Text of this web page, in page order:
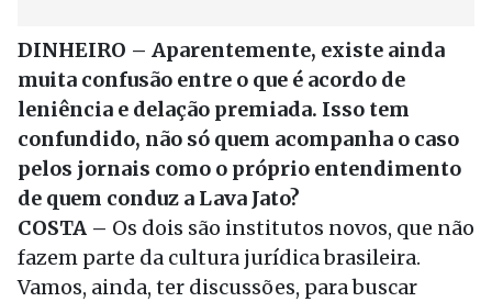
DINHEIRO – Aparentemente, existe ainda
muita confusão entre o que é acordo de
leniência e delação premiada. Isso tem
confundido, não só quem acompanha o caso
pelos jornais como o próprio entendimento
de quem conduz a Lava Jato?
COSTA – Os dois são institutos novos, que não
fazem parte da cultura jurídica brasileira.
Vamos, ainda, ter discussões, para buscar